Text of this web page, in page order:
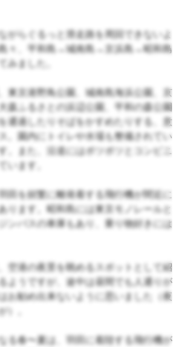
がらぐるっと滑走路を周回できないよ
々、平和島→城南島→京浜島→昭和島
みました。
東京港野鳥公園、城南島海浜公園、京
森ふるさとの浜辺公園、平和の森公園
通過したりそばをかすめたりする、意
。園内にトイレや水場も整備されてい
。また、沿道にはポツポツとコンビニ
います。
田を頻繁に離発着する飛行機が間近に
ります。昭和島には東京モノレールと
ンバスの車庫もあり、乗り物好きには
空港の夜景を眺めるスポットとして紹
ようですが、途中は昼間でも人通りが
お勧め出来ないように思いました（夜
）。
る春〜夏は、羽田に着陸する飛行機が